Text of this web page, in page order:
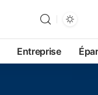
Entreprise